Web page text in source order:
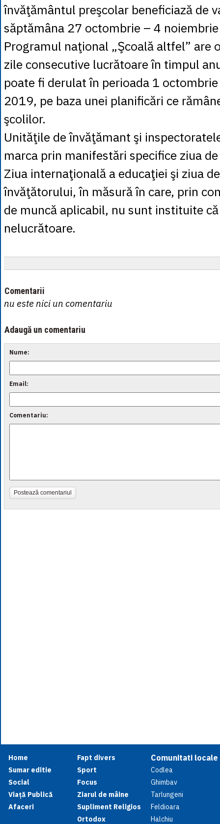
învăţământul preşcolar beneficiază de
săptămâna 27 octombrie – 4
Programul naţional „Şcoală altfel” are
zile consecutive lucrătoare în timpul
poate fi derulat în perioada 1
2019, pe baza unei planificări ce
şcolilor.
Unităţile de învăţămant şi
marca prin manifestări specifice ziua
Ziua internaţională a educaţiei şi ziua
învăţătorului, în măsură în care, prin
de muncă aplicabil, nu sunt instituite
nelucrătoare.
Comentarii
nu este nici un comentariu
Adaugă un comentariu
Nume:
Email:
Comentariu:
Postează comentariul
Home
Sumar editie
Social
Viață Publică
Afaceri
Fapt divers
Sport
Focus
Ziarul de mâine
Supliment Religios
Ortodox
Comunitati locale
Codlea
Ghimbav
Tarlungeni
Feldioara
Halchiu